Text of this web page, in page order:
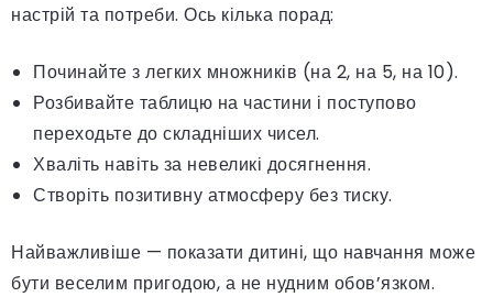
настрій та потреби. Ось кілька порад:
Починайте з легких множників (на 2, на 5, на 10).
Розбивайте таблицю на частини і поступово
переходьте до складніших чисел.
Хваліть навіть за невеликі досягнення.
Створіть позитивну атмосферу без тиску.
Найважливіше — показати дитині, що навчання може
бути веселим пригодою, а не нудним обов’язком.